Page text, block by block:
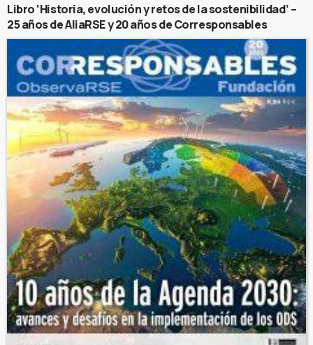
Libro ‘Historia, evolución y retos de la sostenibilidad’ –
25 años de AliaRSE y 20 años de Corresponsables